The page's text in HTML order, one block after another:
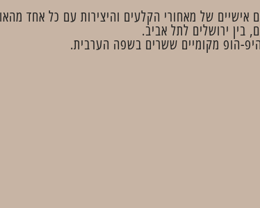
אישיים של מאחורי הקלעים והיצירות עם כל אחד
בין ירושלים לתל אביב.
הופ מקומיים ששרים בשפה הערבית.